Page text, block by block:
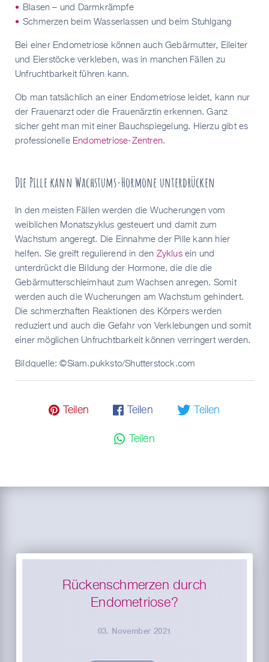
Blasen – und Darmkrämpfe
Schmerzen beim Wasserlassen und beim Stuhlgang
Bei einer Endometriose können auch Gebärmutter, Eileiter
und Eierstöcke verkleben, was in manchen Fällen zu
Unfruchtbarkeit führen kann.
Ob man tatsächlich an einer Endometriose leidet, kann nur
der Frauenarzt oder die Frauenärztin erkennen. Ganz
sicher geht man mit einer Bauchspiegelung. Hierzu gibt es
professionelle Endometriose-Zentren.
Die Pille kann Wachstums-Hormone unterdrücken
In den meisten Fällen werden die Wucherungen vom
weiblichen Monatszyklus gesteuert und damit zum
Wachstum angeregt. Die Einnahme der Pille kann hier
helfen. Sie greift regulierend in den Zyklusein und
unterdrückt die Bildung der Hormone, die die die
Gebärmutterschleimhaut zum Wachsen anregen. Somit
werden auch die Wucherungen am Wachstum gehindert.
Die schmerzhaften Reaktionen des Körpers werden
reduziert und auch die Gefahr von Verklebungen und somit
einer möglichen Unfruchtbarkeit können verringert werden.
Bildquelle:©Siam.pukksto/Shutterstock.com
𝓟 Teilen 𝗳 Teilen 🐦 Teilen
💬 Teilen
Rückenschmerzen durch
Endometriose?
03. November 2021